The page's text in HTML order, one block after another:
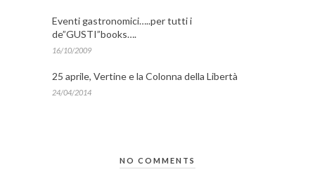
Eventi gastronomici…..per tutti i
de”GUSTI”books….
16/10/2009
25 aprile, Vertine e la Colonna della Libertà
24/04/2014
NO COMMENTS